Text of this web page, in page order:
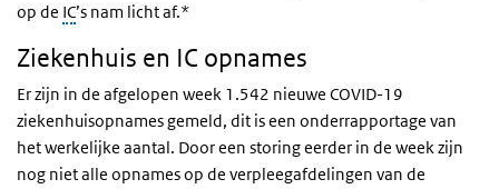
op de IC’s nam licht af.*
Ziekenhuis en IC opnames
Er zijn in de afgelopen week 1.542 nieuwe COVID-19
ziekenhuisopnames gemeld, dit is een onderrapportage van
het werkelijke aantal. Door een storing eerder in de week zijn
nog niet alle opnames op de verpleegafdelingen van de